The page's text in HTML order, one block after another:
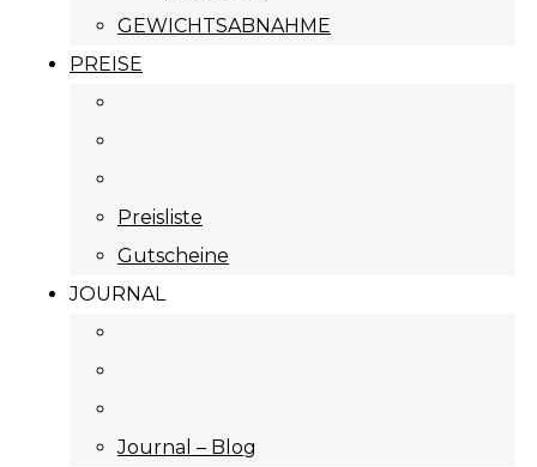
GEWICHTSABNAHME
PREISE
Preisliste
Gutscheine
JOURNAL
Journal – Blog